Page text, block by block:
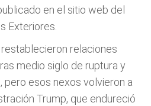
en el sitio web del
Exteriores.
relaciones
medio siglo de ruptura y
esos nexos volvieron a
Trump, que endureció